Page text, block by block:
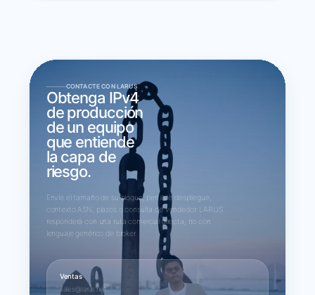
CONTACTE CON LARUS
Obtenga IPv4
de producción
de un equipo
que entiende
la capa de
riesgo.
Envíe el tamaño de su bloque, perfil de despliegue,
contexto ASN, plazos o consulta de vendedor. LARUS
responderá con una ruta comercial directa, no con
lenguaje genérico de broker.
Ventas
sales@larus.net